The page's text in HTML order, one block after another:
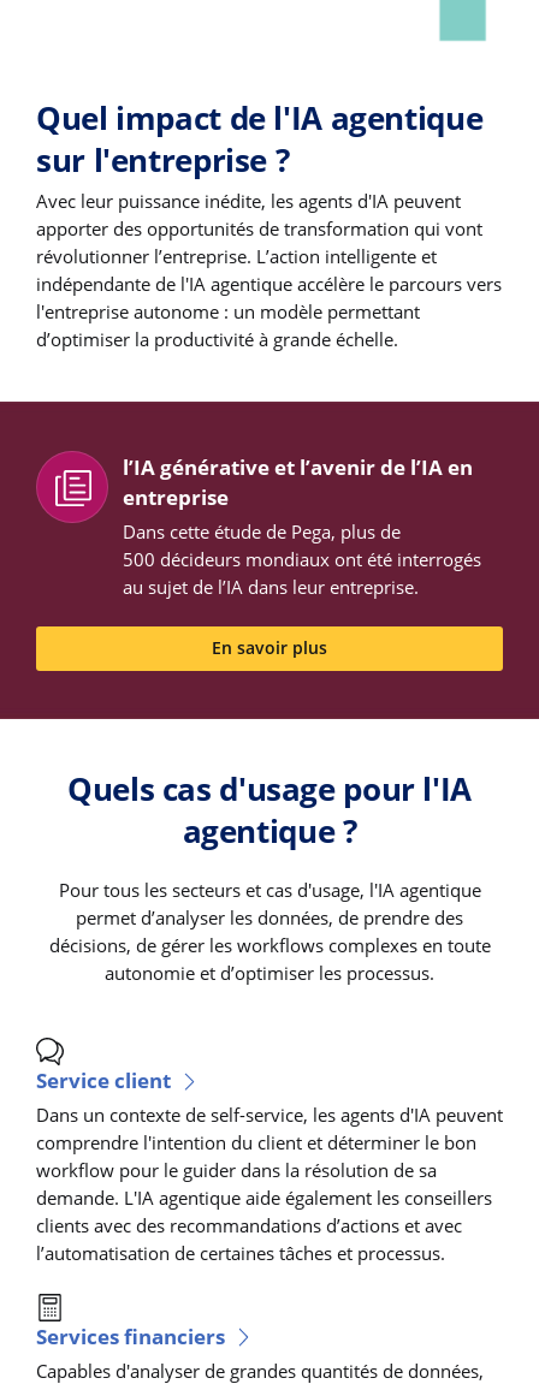
Quel impact de l'IA agentique
sur l'entreprise ?
Avec leur puissance inédite, les agents d'IA peuvent
apporter des opportunités de transformation qui vont
révolutionner l’entreprise. L’action intelligente et
indépendante de l'IA agentique accélère le parcours vers
l'entreprise autonome : un modèle permettant
d’optimiser la productivité à grande échelle.
l’IA générative et l’avenir de l’IA en
entreprise
Dans cette étude de Pega, plus de
500 décideurs mondiaux ont été interrogés
au sujet de l’IA dans leur entreprise.
En savoir plus
Quels cas d'usage pour l'IA
agentique ?
Pour tous les secteurs et cas d'usage, l'IA agentique
permet d’analyser les données, de prendre des
décisions, de gérer les workflows complexes en toute
autonomie et d’optimiser les processus.
Service client
Dans un contexte de self-service, les agents d'IA peuvent
comprendre l'intention du client et déterminer le bon
workflow pour le guider dans la résolution de sa
demande. L'IA agentique aide également les conseillers
clients avec des recommandations d’actions et avec
l’automatisation de certaines tâches et processus.
Services financiers
Capables d'analyser de grandes quantités de données,